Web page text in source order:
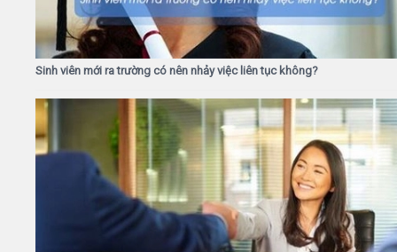
Sinh viên mới ra trường có nên nhảy việc liên tục không?